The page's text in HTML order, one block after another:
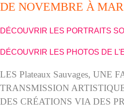
DE NOVEMBRE À
DÉCOUVRIR LES PORTRAITS
DÉCOUVRIR LES PHOTOS DE
LES Plateaux Sauvages, UNE
TRANSMISSION
DES CRÉATIONS VIA DES